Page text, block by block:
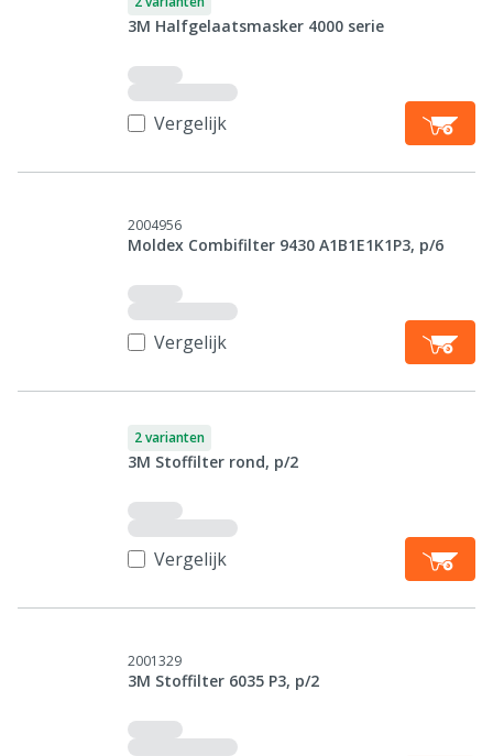
3M Halfgelaatsmasker 4000 serie
Vergelijk
2004956
Moldex Combifilter 9430 A1B1E1K1P3, p/6
Vergelijk
2 varianten
3M Stoffilter rond, p/2
Vergelijk
2001329
3M Stoffilter 6035 P3, p/2